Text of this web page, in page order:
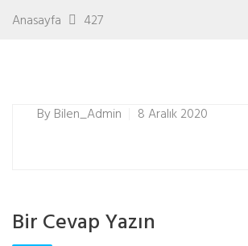
Anasayfa 427
ByBilen_Admin 8 Aralık 2020
Bir Cevap Yazın